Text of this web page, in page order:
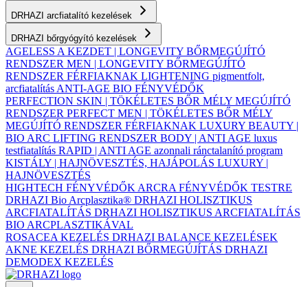
DRHAZI arcfiatalító kezelések
DRHAZI bőrgyógyító kezelések
AGELESS A KEZDET | LONGEVITY BŐRMEGÚJÍTÓ
RENDSZER MEN | LONGEVITY BŐRMEGÚJÍTÓ
RENDSZER FÉRFIAKNAK LIGHTENING pigmentfolt,
arcfiatalítás ANTI-AGE BIO FÉNYVÉDŐK
PERFECTION SKIN | TÖKÉLETES BŐR MÉLY MEGÚJÍTÓ
RENDSZER PERFECT MEN | TÖKÉLETES BŐR MÉLY
MEGÚJÍTÓ RENDSZER FÉRFIAKNAK LUXURY BEAUTY |
BIO ARC LIFTING RENDSZER BODY | ANTI AGE luxus
testfiatalítás RAPID | ANTI AGE azonnali ránctalanító program
KISTÁLY | HAJNÖVESZTÉS, HAJÁPOLÁS LUXURY |
HAJNÖVESZTÉS
HIGHTECH FÉNYVÉDŐK ARCRA FÉNYVÉDŐK TESTRE
DRHAZI Bio Arcplasztika® DRHAZI HOLISZTIKUS
ARCFIATALÍTÁS DRHAZI HOLISZTIKUS ARCFIATALÍTÁS
BIO ARCPLASZTIKÁVAL
ROSACEA KEZELÉS DRHAZI BALANCE KEZELÉSEK
AKNE KEZELÉS DRHAZI BŐRMEGÚJÍTÁS DRHAZI
DEMODEX KEZELÉS